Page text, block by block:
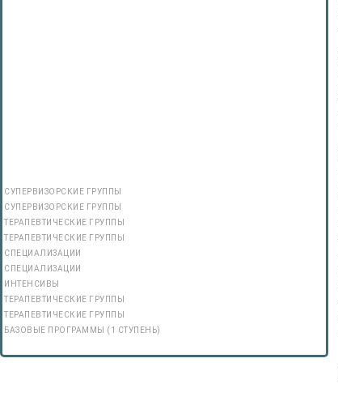
СУПЕРВИЗОРСКИЕ ГРУППЫ
СУПЕРВИЗОРСКИЕ ГРУППЫ
ТЕРАПЕВТИЧЕСКИЕ ГРУППЫ
ТЕРАПЕВТИЧЕСКИЕ ГРУППЫ
СПЕЦИАЛИЗАЦИИ
СПЕЦИАЛИЗАЦИИ
ИНТЕНСИВЫ
ТЕРАПЕВТИЧЕСКИЕ ГРУППЫ
ТЕРАПЕВТИЧЕСКИЕ ГРУППЫ
БАЗОВЫЕ ПРОГРАММЫ (1 СТУПЕНЬ)